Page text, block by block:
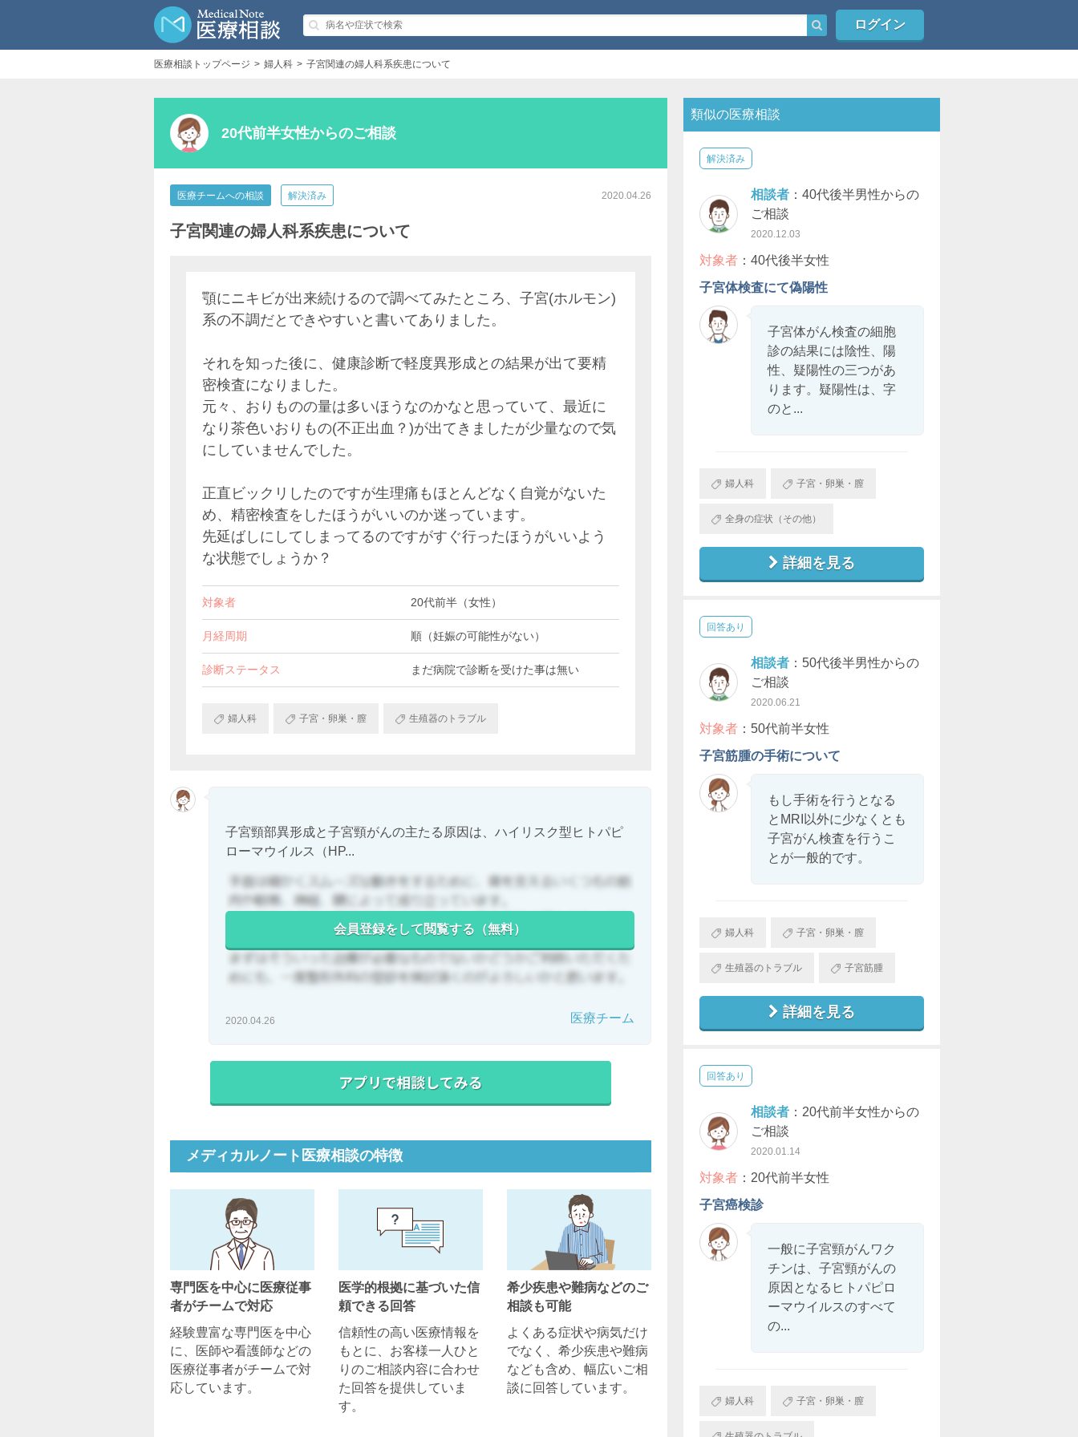
ログイン
医療相談トップページ 婦人科 子宮関連の婦人科系疾患について
20代前半女性からのご相談
医療チームへの相談 解決済み 2020.04.26
子宮関連の婦人科系疾患について
顎にニキビが出来続けるので調べてみたところ、子宮(ホルモン)
系の不調だとできやすいと書いてありました。
それを知った後に、健康診断で軽度異形成との結果が出て要精
密検査になりました。
元々、おりものの量は多いほうなのかなと思っていて、最近に
なり茶色いおりもの(不正出血？)が出てきましたが少量なので気
にしていませんでした。
正直ビックリしたのですが生理痛もほとんどなく自覚がないた
め、精密検査をしたほうがいいのか迷っています。
先延ばしにしてしまってるのですがすぐ行ったほうがいいよう
な状態でしょうか？
対象者 20代前半（女性）
月経周期 順（妊娠の可能性がない）
診断ステータス まだ病院で診断を受けた事は無い
婦人科 子宮・卵巣・膣 生殖器のトラブル
子宮頸部異形成と子宮頸がんの主たる原因は、ハイリスク型ヒトパピ
ローマウイルス（HP...
会員登録をして閲覧する（無料）
2020.04.26 医療チーム
メディカルノート医療相談の特徴
専門医を中心に医療従事
者がチームで対応
経験豊富な専門医を中心
に、医師や看護師などの
医療従事者がチームで対
応しています。
医学的根拠に基づいた信
頼できる回答
信頼性の高い医療情報を
もとに、お客様一人ひと
りのご相談内容に合わせ
た回答を提供していま
す。
希少疾患や難病などのご
相談も可能
よくある症状や病気だけ
でなく、希少疾患や難病
なども含め、幅広いご相
談に回答しています。
類似の医療相談
解決済み
相談者：40代後半男性からの
ご相談
2020.12.03
対象者：40代後半女性
子宮体検査にて偽陽性
子宮体がん検査の細胞
診の結果には陰性、陽
性、疑陽性の三つがあ
ります。疑陽性は、字
のと...
婦人科 子宮・卵巣・膣
全身の症状（その他）
詳細を見る
回答あり
相談者：50代後半男性からの
ご相談
2020.06.21
対象者：50代前半女性
子宮筋腫の手術について
もし手術を行うとなる
とMRI以外に少なくとも
子宮がん検査を行うこ
とが一般的です。
婦人科 子宮・卵巣・膣
生殖器のトラブル 子宮筋腫
詳細を見る
回答あり
相談者：20代前半女性からの
ご相談
2020.01.14
対象者：20代前半女性
子宮癌検診
一般に子宮頸がんワク
チンは、子宮頸がんの
原因となるヒトパピロ
ーマウイルスのすべて
の...
婦人科 子宮・卵巣・膣